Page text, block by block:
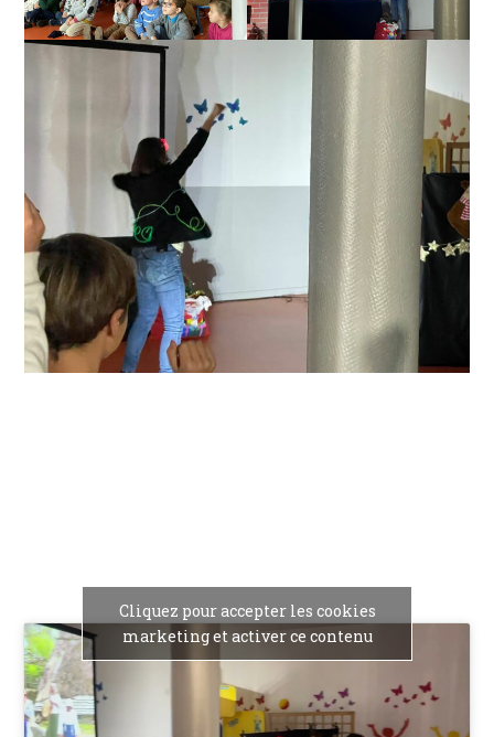
Cliquez pour accepter les cookies
marketing et activer ce contenu